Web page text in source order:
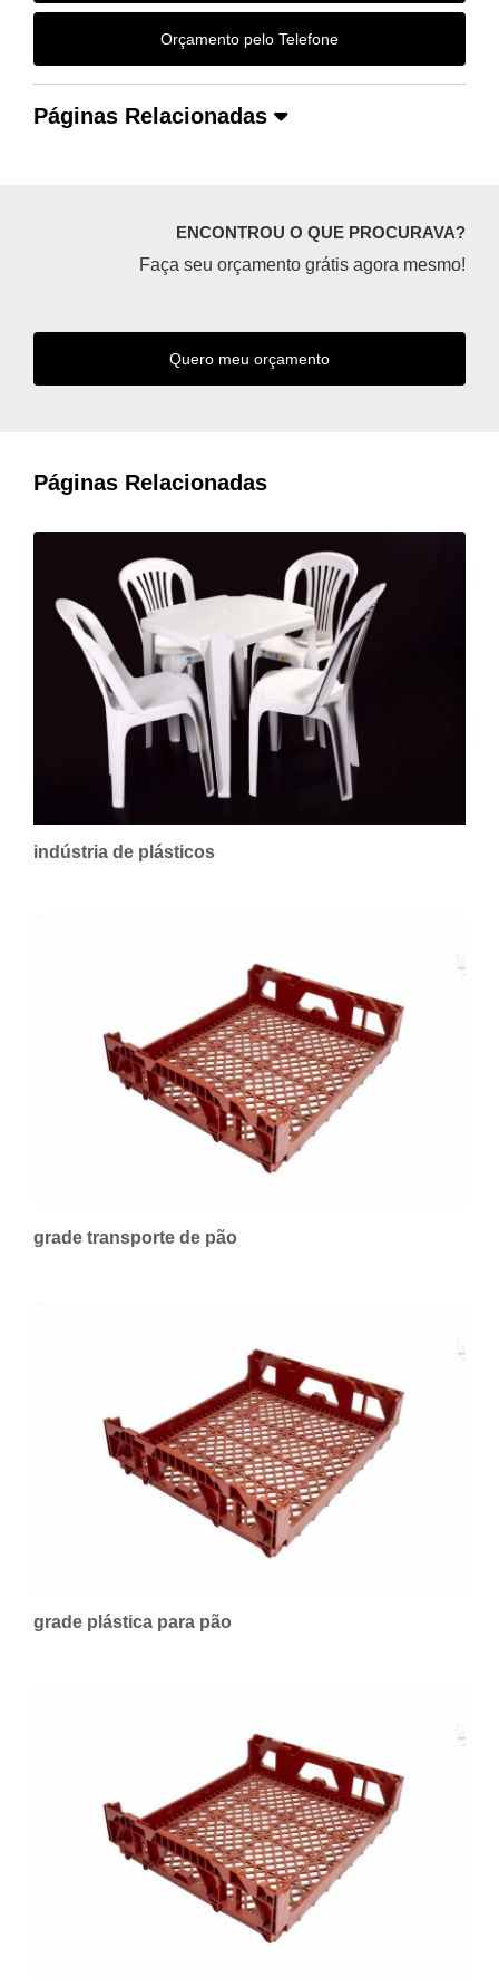
Orçamento pelo Telefone
Páginas Relacionadas
ENCONTROU O QUE PROCURAVA?
Faça seu orçamento grátis agora mesmo!
Quero meu orçamento
Páginas Relacionadas
indústria de plásticos
grade transporte de pão
grade plástica para pão